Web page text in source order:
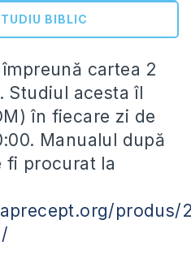
BIBLIC
cartea 2
Studiul acesta îl
în fiecare zi de
Manualul după
fi procurat la
produs/